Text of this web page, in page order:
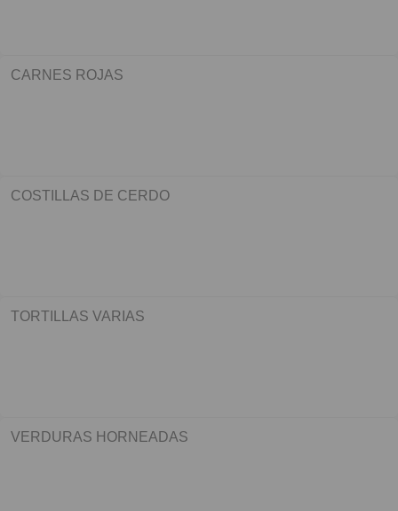
CARNES ROJAS
COSTILLAS DE CERDO
TORTILLAS VARIAS
VERDURAS HORNEADAS